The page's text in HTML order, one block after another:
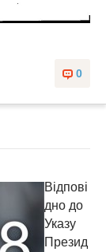
0
Відпові
дно до
Указу
Презид